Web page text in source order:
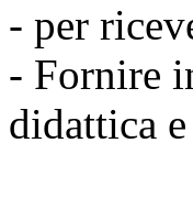
- per
- Fornire
didattica